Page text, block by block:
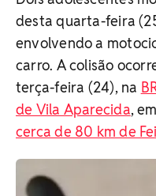
desta quarta-feira
envolvendo a
carro. A colisão
terça-feira (24), na
de Vila Aparecida, em
cerca de 80 km de